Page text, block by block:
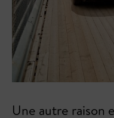
Une autre raison